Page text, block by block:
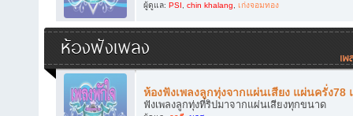
ผู้ดูแล: PSI, chin khalang, เก่งจอมทอง
ห้องฟังเพลง
ห้องฟังเพลงลูกทุ่งจากแผ่นเสียง แผ่นครั่ง78
ฟังเพลงลูกทุ่งที่ริปมาจากแผ่นเสียงทุกขนาด